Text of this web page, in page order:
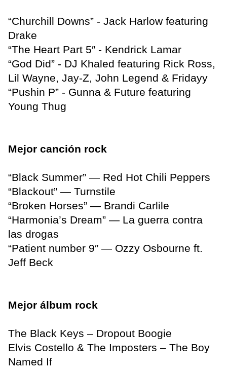
“Churchill Downs” - Jack Harlow featuring
Drake
“The Heart Part 5″ - Kendrick Lamar
“God Did” - DJ Khaled featuring Rick Ross,
Lil Wayne, Jay-Z, John Legend & Fridayy
“Pushin P” - Gunna & Future featuring
Young Thug
Mejor canción rock
“Black Summer” — Red Hot Chili Peppers
“Blackout” — Turnstile
“Broken Horses” — Brandi Carlile
“Harmonia’s Dream” — La guerra contra
las drogas
“Patient number 9″ — Ozzy Osbourne ft.
Jeff Beck
Mejor álbum rock
The Black Keys – Dropout Boogie
Elvis Costello & The Imposters – The Boy
Named If